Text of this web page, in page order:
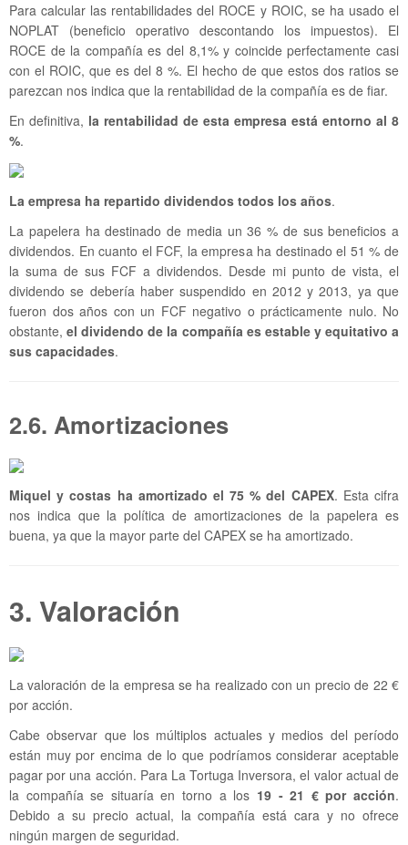
Para calcular las rentabilidades del ROCE y ROIC, se ha usado el
NOPLAT (beneficio operativo descontando los impuestos). El
ROCE de la compañía es del 8,1% y coincide perfectamente casi
con el ROIC, que es del 8 %. El hecho de que estos dos ratios se
parezcan nos indica que la rentabilidad de la compañía es de fiar.
En definitiva, la rentabilidad de esta empresa está entorno al 8
%.
La empresa ha repartido dividendos todos los años.
La papelera ha destinado de media un 36 % de sus beneficios a
dividendos. En cuanto el FCF, la empresa ha destinado el 51 % de
la suma de sus FCF a dividendos. Desde mi punto de vista, el
dividendo se debería haber suspendido en 2012 y 2013, ya que
fueron dos años con un FCF negativo o prácticamente nulo. No
obstante,el dividendo de la compañía es estable y equitativo a
sus capacidades.
2.6. Amortizaciones
Miquel y costas ha amortizado el 75 % del CAPEX. Esta cifra
nos indica que la política de amortizaciones de la papelera es
buena, ya que la mayor parte del CAPEX se ha amortizado.
3. Valoración
La valoración de la empresa se ha realizado con un precio de 22 €
por acción.
Cabe observar que los múltiplos actuales y medios del período
están muy por encima de lo que podríamos considerar aceptable
pagar por una acción. Para La Tortuga Inversora, el valor actual de
la compañía se situaría en torno a los 19 - 21 € por acción.
Debido a su precio actual, la compañía está cara y no ofrece
ningún margen de seguridad.